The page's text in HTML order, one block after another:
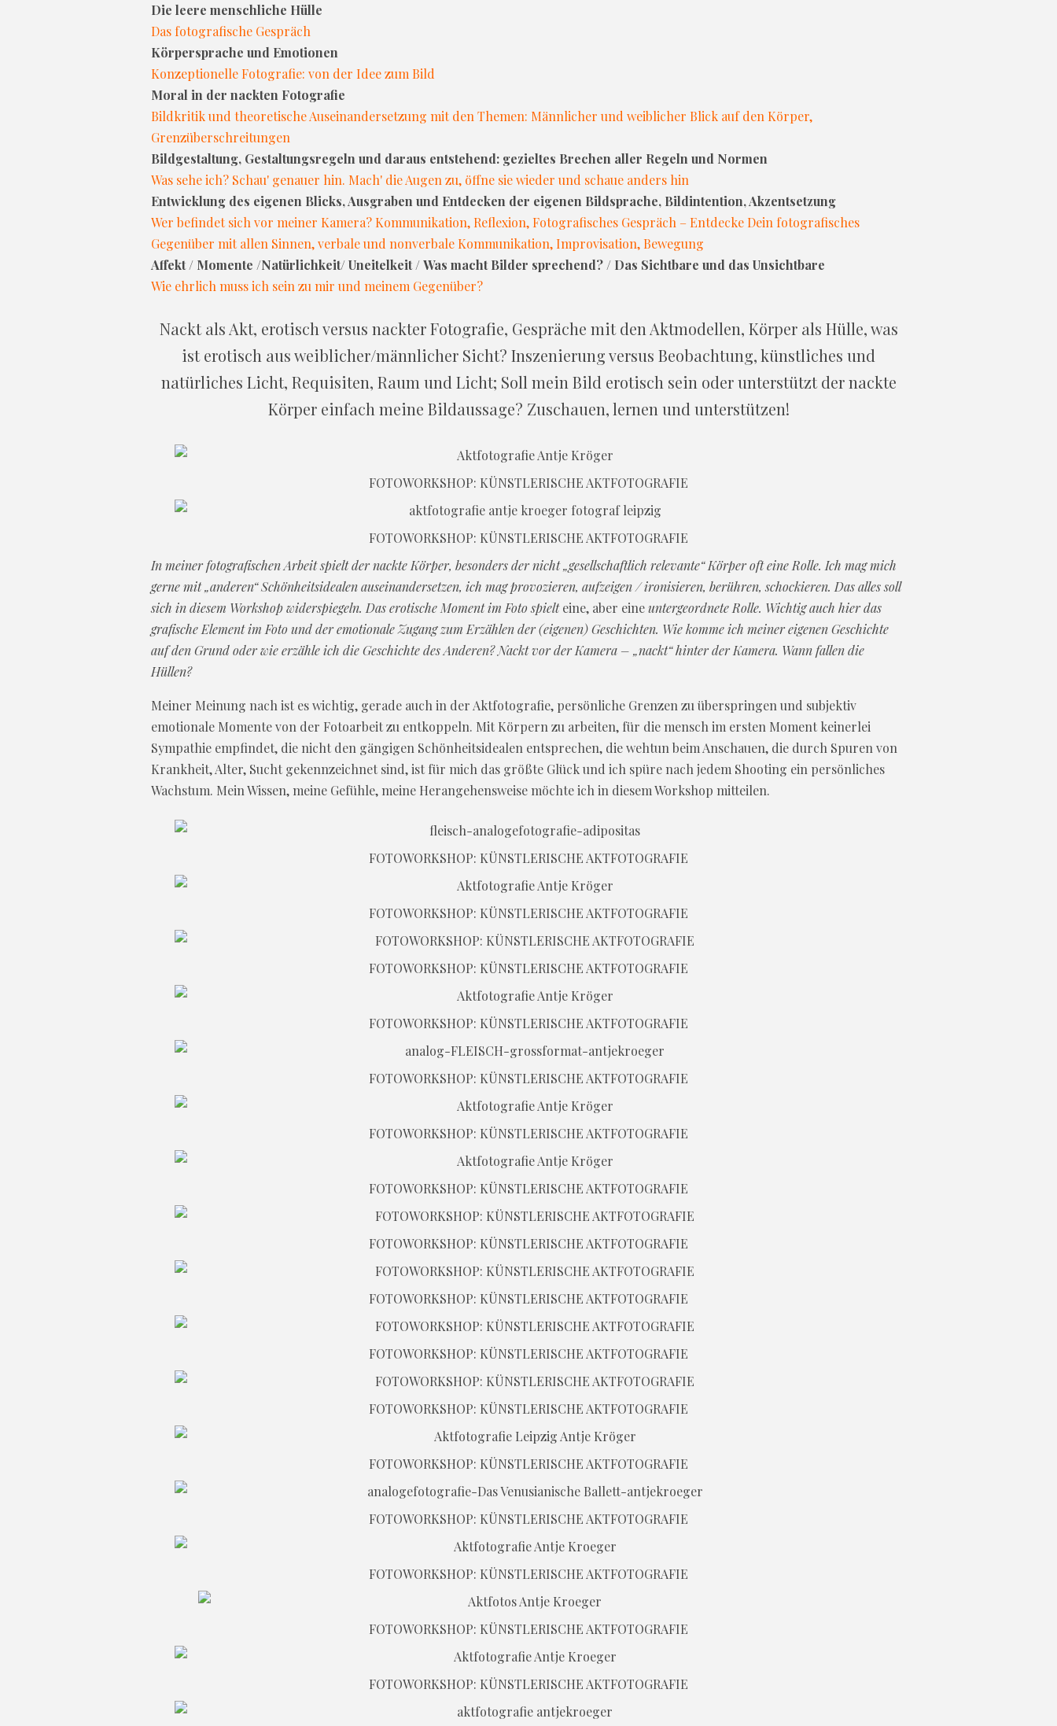
Die leere menschliche Hülle
Das fotografische Gespräch
Körpersprache und Emotionen
Konzeptionelle Fotografie: von der Idee zum Bild
Moral in der nackten Fotografie
Bildkritik und theoretische Auseinandersetzung mit den Themen: Männlicher und weiblicher Blick auf den Körper,
Grenzüberschreitungen
Bildgestaltung, Gestaltungsregeln und daraus entstehend: gezieltes Brechen aller Regeln und Normen
Was sehe ich? Schau' genauer hin. Mach' die Augen zu, öffne sie wieder und schaue anders hin
Entwicklung des eigenen Blicks, Ausgraben und Entdecken der eigenen Bildsprache, Bildintention, Akzentsetzung
Wer befindet sich vor meiner Kamera? Kommunikation, Reflexion, Fotografisches Gespräch – Entdecke Dein fotografisches
Gegenüber mit allen Sinnen, verbale und nonverbale Kommunikation, Improvisation, Bewegung
Affekt / Momente /Natürlichkeit/ Uneitelkeit / Was macht Bilder sprechend? / Das Sichtbare und das Unsichtbare
Wie ehrlich muss ich sein zu mir und meinem Gegenüber?
Nackt als Akt, erotisch versus nackter Fotografie, Gespräche mit den Aktmodellen, Körper als Hülle, was
ist erotisch aus weiblicher/männlicher Sicht? Inszenierung versus Beobachtung, künstliches und
natürliches Licht, Requisiten, Raum und Licht; Soll mein Bild erotisch sein oder unterstützt der nackte
Körper einfach meine Bildaussage? Zuschauen, lernen und unterstützen!
FOTOWORKSHOP: KÜNSTLERISCHE AKTFOTOGRAFIE
FOTOWORKSHOP: KÜNSTLERISCHE AKTFOTOGRAFIE
In meiner fotografischen Arbeit spielt der nackte Körper, besonders der nicht „gesellschaftlich relevante“ Körper oft eine Rolle. Ich mag mich
gerne mit „anderen“ Schönheitsidealen auseinandersetzen, ich mag provozieren, aufzeigen / ironisieren, berühren, schockieren. Das alles soll
sich in diesem Workshop widerspiegeln. Das erotische Moment im Foto spielteine, aber eineuntergeordnete Rolle. Wichtig auch hier das
grafische Element im Foto und der emotionale Zugang zum Erzählen der (eigenen) Geschichten. Wie komme ich meiner eigenen Geschichte
auf den Grund oder wie erzähle ich die Geschichte des Anderen? Nackt vor der Kamera – „nackt“ hinter der Kamera. Wann fallen die
Hüllen?
Meiner Meinung nach ist es wichtig, gerade auch in der Aktfotografie, persönliche Grenzen zu überspringen und subjektiv
emotionale Momente von der Fotoarbeit zu entkoppeln. Mit Körpern zu arbeiten, für die mensch im ersten Moment keinerlei
Sympathie empfindet, die nicht den gängigen Schönheitsidealen entsprechen, die wehtun beim Anschauen, die durch Spuren von
Krankheit, Alter, Sucht gekennzeichnet sind, ist für mich das größte Glück und ich spüre nach jedem Shooting ein persönliches
Wachstum. Mein Wissen, meine Gefühle, meine Herangehensweise möchte ich in diesem Workshop mitteilen.
FOTOWORKSHOP: KÜNSTLERISCHE AKTFOTOGRAFIE
FOTOWORKSHOP: KÜNSTLERISCHE AKTFOTOGRAFIE
FOTOWORKSHOP: KÜNSTLERISCHE AKTFOTOGRAFIE
FOTOWORKSHOP: KÜNSTLERISCHE AKTFOTOGRAFIE
FOTOWORKSHOP: KÜNSTLERISCHE AKTFOTOGRAFIE
FOTOWORKSHOP: KÜNSTLERISCHE AKTFOTOGRAFIE
FOTOWORKSHOP: KÜNSTLERISCHE AKTFOTOGRAFIE
FOTOWORKSHOP: KÜNSTLERISCHE AKTFOTOGRAFIE
FOTOWORKSHOP: KÜNSTLERISCHE AKTFOTOGRAFIE
FOTOWORKSHOP: KÜNSTLERISCHE AKTFOTOGRAFIE
FOTOWORKSHOP: KÜNSTLERISCHE AKTFOTOGRAFIE
FOTOWORKSHOP: KÜNSTLERISCHE AKTFOTOGRAFIE
FOTOWORKSHOP: KÜNSTLERISCHE AKTFOTOGRAFIE
FOTOWORKSHOP: KÜNSTLERISCHE AKTFOTOGRAFIE
FOTOWORKSHOP: KÜNSTLERISCHE AKTFOTOGRAFIE
FOTOWORKSHOP: KÜNSTLERISCHE AKTFOTOGRAFIE